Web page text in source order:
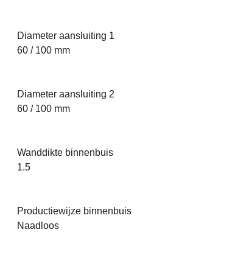
Diameter aansluiting 1
60 / 100 mm
Diameter aansluiting 2
60 / 100 mm
Wanddikte binnenbuis
1.5
Productiewijze binnenbuis
Naadloos